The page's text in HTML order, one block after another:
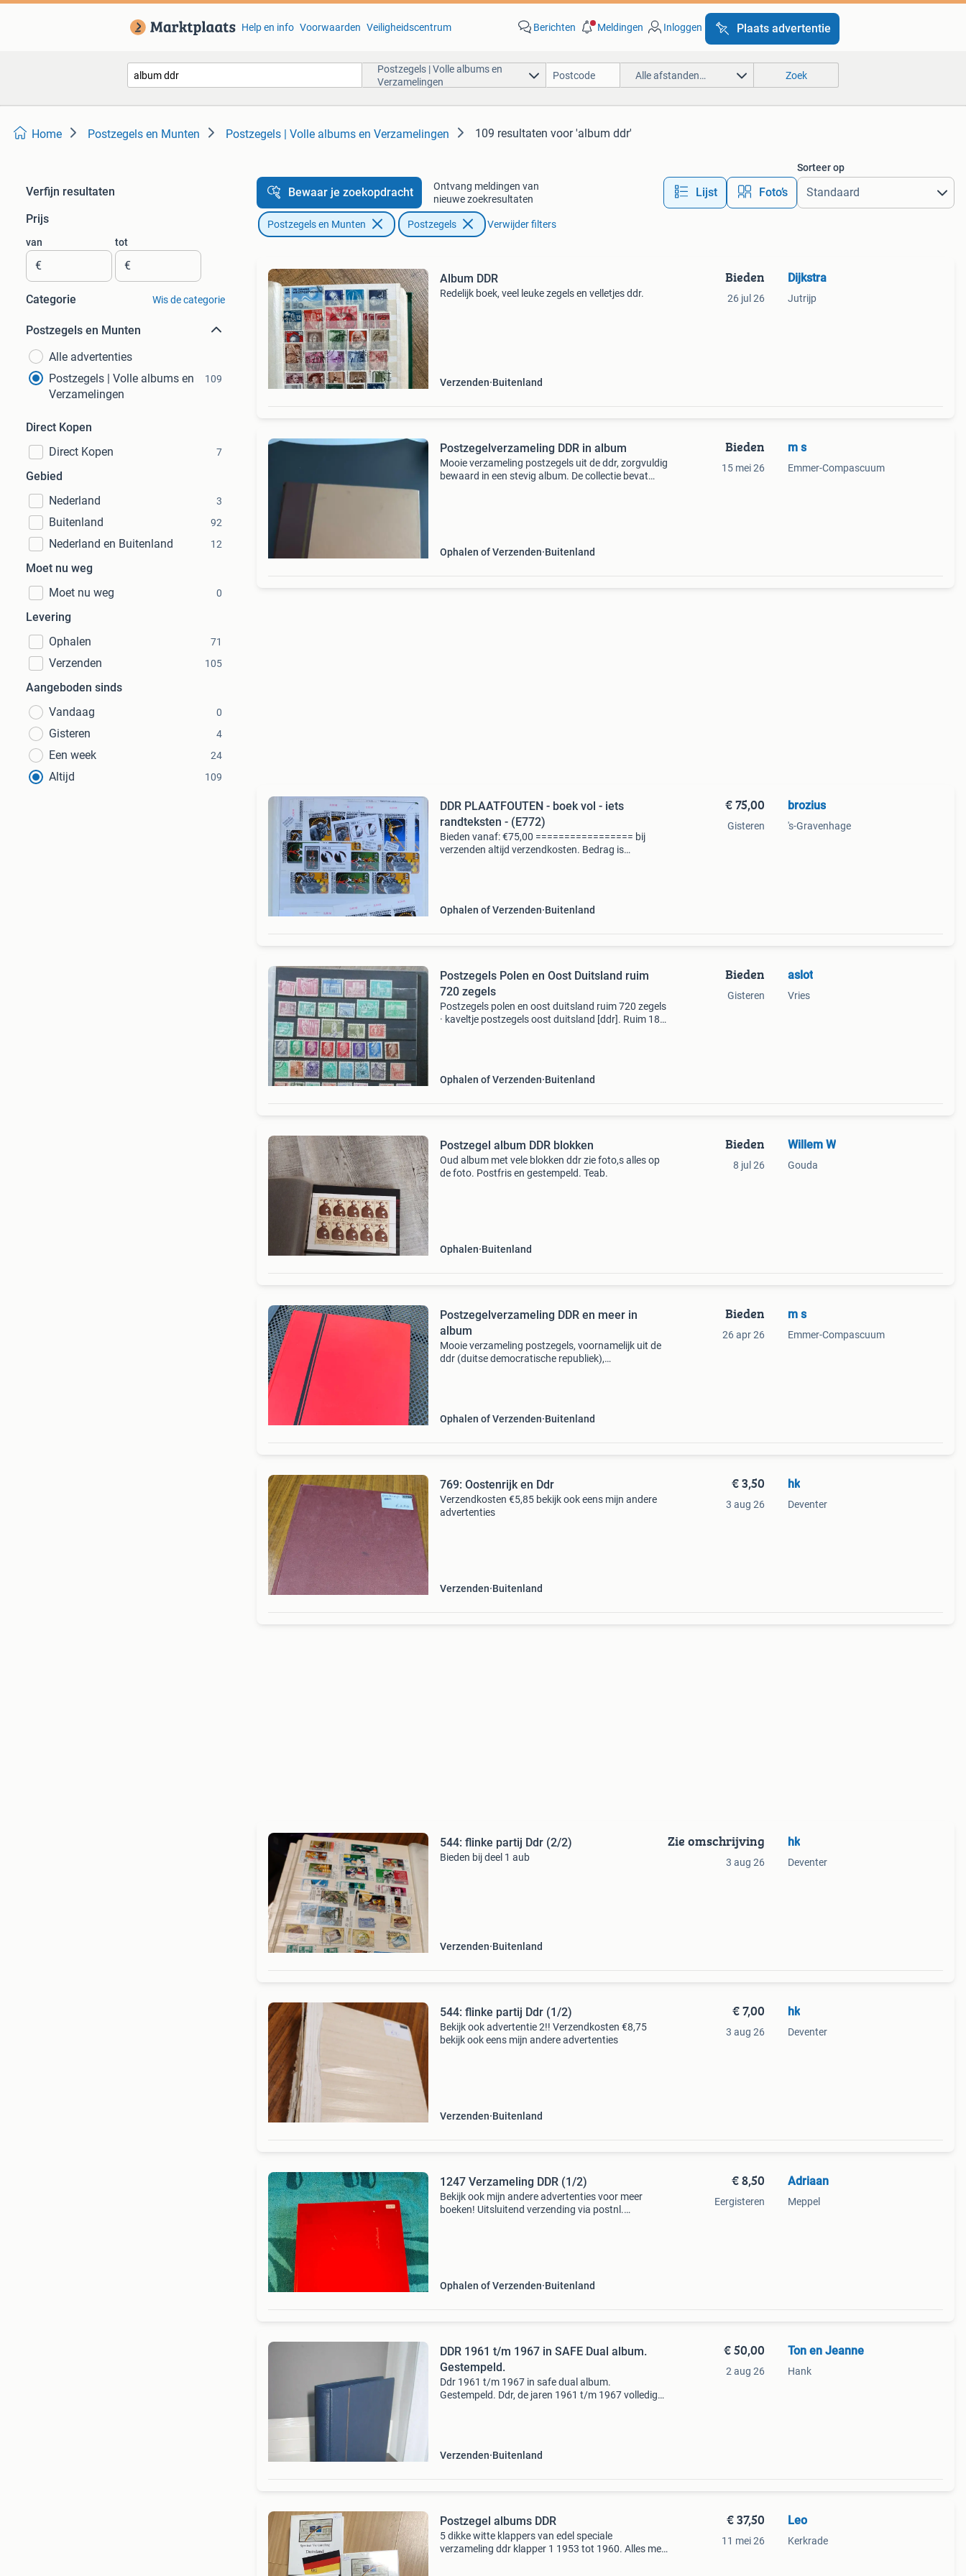
Help en info Voorwaarden Veiligheidscentrum Berichten Meldingen Inloggen Plaats advertentie
Postzegels | Volle albums en
Verzamelingen
Alle afstanden… Zoek
Home Postzegels en Munten Postzegels | Volle albums en Verzamelingen 109 resultaten voor 'album ddr'
Verfijn resultaten
Prijs
van
€
tot
€
Categorie Wis de categorie
Postzegels en Munten
Alle advertenties
Postzegels | Volle albums en
Verzamelingen
109
Direct Kopen
Direct Kopen
7
Gebied
Nederland
3
Buitenland 92
Nederland en Buitenland 12
Moet nu weg
Moet nu weg
0
Levering
Ophalen
71
Verzenden 105
Aangeboden sinds
Vandaag
0
Gisteren 4
Een week 24
Altijd 109
Bewaar je zoekopdracht
Ontvang meldingen van
nieuwe zoekresultaten
Lijst Foto’s
Sorteer op
Postzegels en Munten Postzegels Verwijder filters
Album DDR
Redelijk boek, veel leuke zegels en velletjes ddr.
Verzenden Buitenland
Bieden
26 jul 26
Dijkstra
Jutrijp
Postzegelverzameling DDR in album
Mooie verzameling postzegels uit de ddr, zorgvuldig
bewaard in een stevig album. De collectie bevat
Ophalen of Verzenden Buitenland
Bieden
15 mei 26
m s
Emmer-Compascuum
DDR PLAATFOUTEN - boek vol - iets
randteksten - (E772)
Bieden vanaf: €75,00 ================= bij
verzenden altijd verzendkosten. Bedrag is
Ophalen of Verzenden Buitenland
€ 75,00
Gisteren
brozius
's-Gravenhage
Postzegels Polen en Oost Duitsland ruim
720 zegels
Postzegels polen en oost duitsland ruim 720 zegels
· kaveltje postzegels oost duitsland [ddr]. Ruim 180
Ophalen of Verzenden Buitenland
Bieden
Gisteren
aslot
Vries
Postzegel album DDR blokken
Oud album met vele blokken ddr zie foto,s alles op
de foto. Postfris en gestempeld. Teab.
Ophalen Buitenland
Bieden
8 jul 26
Willem W
Gouda
Postzegelverzameling DDR en meer in
album
Mooie verzameling postzegels, voornamelijk uit de
ddr (duitse democratische republiek),
Ophalen of Verzenden Buitenland
Bieden
26 apr 26
m s
Emmer-Compascuum
769: Oostenrijk en Ddr
Verzendkosten €5,85 bekijk ook eens mijn andere
advertenties
Verzenden Buitenland
€ 3,50
3 aug 26
hk
Deventer
544: flinke partij Ddr (2/2)
Bieden bij deel 1 aub
Verzenden Buitenland
Zie omschrijving
3 aug 26
hk
Deventer
544: flinke partij Ddr (1/2)
Bekijk ook advertentie 2!! Verzendkosten €8,75
bekijk ook eens mijn andere advertenties
Verzenden Buitenland
€ 7,00
3 aug 26
hk
Deventer
1247 Verzameling DDR (1/2)
Bekijk ook mijn andere advertenties voor meer
boeken! Uitsluitend verzending via postnl.
Ophalen of Verzenden Buitenland
€ 8,50
Eergisteren
Adriaan
Meppel
DDR 1961 t/m 1967 in SAFE Dual album.
Gestempeld.
Ddr 1961 t/m 1967 in safe dual album.
Gestempeld. Ddr, de jaren 1961 t/m 1967 volledig
Verzenden Buitenland
€ 50,00
2 aug 26
Ton en Jeanne
Hank
Postzegel albums DDR
5 dikke witte klappers van edel speciale
verzameling ddr klapper 1 1953 tot 1960. Alles met
€ 37,50
11 mei 26
Leo
Kerkrade